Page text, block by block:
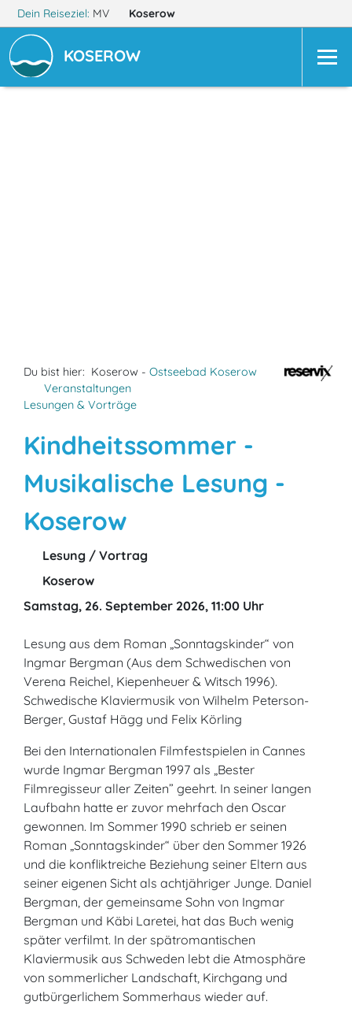
Dein Reiseziel: MV Koserow
KOSEROW
Du bist hier: Koserow - Ostseebad Koserow
Veranstaltungen
Lesungen & Vorträge
Kindheitssommer -
Musikalische Lesung -
Koserow
Lesung / Vortrag
Koserow
Samstag, 26. September 2026, 11:00 Uhr
Lesung aus dem Roman „Sonntagskinder“ von
Ingmar Bergman (Aus dem Schwedischen von
Verena Reichel, Kiepenheuer & Witsch 1996).
Schwedische Klaviermusik von Wilhelm Peterson-
Berger, Gustaf Hägg und Felix Körling
Bei den Internationalen Filmfestspielen in Cannes
wurde Ingmar Bergman 1997 als „Bester
Filmregisseur aller Zeiten” geehrt. In seiner langen
Laufbahn hatte er zuvor mehrfach den Oscar
gewonnen. Im Sommer 1990 schrieb er seinen
Roman „Sonntagskinder“ über den Sommer 1926
und die konfliktreiche Beziehung seiner Eltern aus
seiner eigenen Sicht als achtjähriger Junge. Daniel
Bergman, der gemeinsame Sohn von Ingmar
Bergman und Käbi Laretei, hat das Buch wenig
später verfilmt. In der spätromantischen
Klaviermusik aus Schweden lebt die Atmosphäre
von sommerlicher Landschaft, Kirchgang und
gutbürgerlichem Sommerhaus wieder auf.